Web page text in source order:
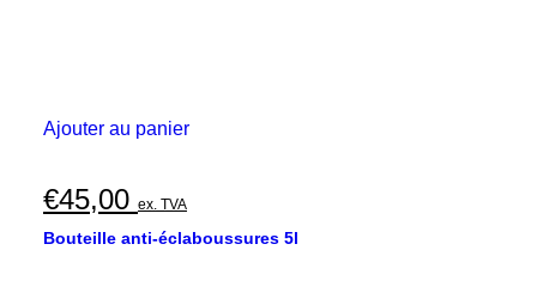
Ajouter au panier
€45,00 ex. TVA
Bouteille anti-éclaboussures 5l